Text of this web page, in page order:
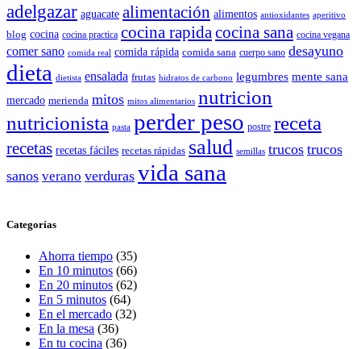
adelgazar aguacate alimentación alimentos antioxidantes aperitivo
blog cocina cocina practica cocina rapida cocina sana cocina vegana
comer sano comida real comida rápida comida sana cuerpo sano desayuno
dieta dietista ensalada frutas hidratos de carbono legumbres mente sana
mercado merienda mitos mitos alimentarios nutricion
nutricionista pasta perder peso postre receta
recetas recetas fáciles recetas rápidas salud semillas trucos trucos
sanos verano verduras vida sana
Categorías
Ahorra tiempo (35)
En 10 minutos (66)
En 20 minutos (62)
En 5 minutos (64)
En el mercado (32)
En la mesa (36)
En tu cocina (36)